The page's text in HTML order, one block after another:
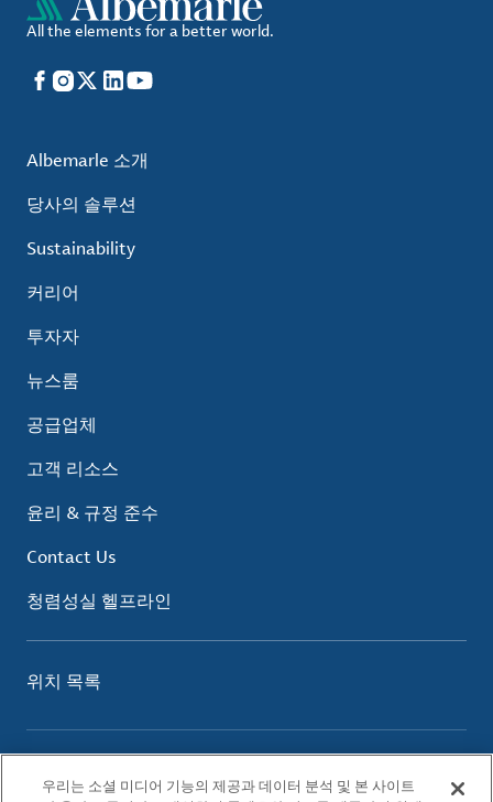
All the elements for a better world.
Facebook
Instagram
X LinkedIn
YouTube
Albemarle 소개
당사의 솔루션
Sustainability
커리어
투자자
뉴스룸
공급업체
고객 리소스
윤리 & 규정 준수
Contact Us
청렴성실 헬프라인
위치 목록
개인정보 보호 정책
우리는 소셜 미디어 기능의 제공과 데이터 분석 및 본 사이트